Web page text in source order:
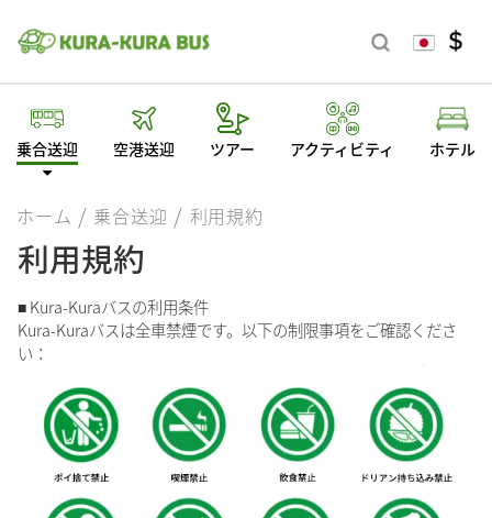
乗合送迎 空港送迎 ツアー アクティビティ ホテル
ホーム 乗合送迎 利用規約
利用規約
■ Kura-Kuraバスの利用条件
Kura-Kuraバスは全車禁煙です。以下の制限事項をご確認くださ
い：